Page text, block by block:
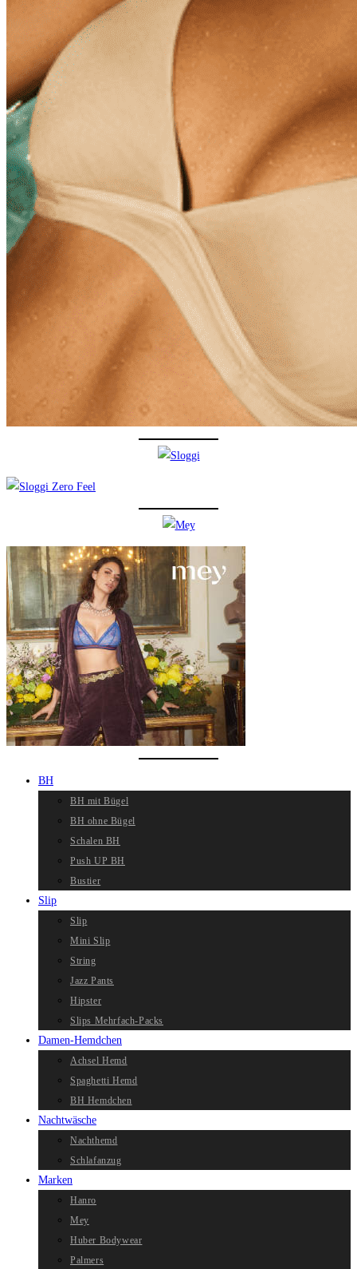
BH
BH mit Bügel
BH ohne Bügel
Schalen BH
Push UP BH
Bustier
Slip
Slip
Mini Slip
String
Jazz Pants
Hipster
Slips Mehrfach-Packs
Damen-Hemdchen
Achsel Hemd
Spaghetti Hemd
BH Hemdchen
Nachtwäsche
Nachthemd
Schlafanzug
Marken
Hanro
Mey
Huber Bodywear
Palmers